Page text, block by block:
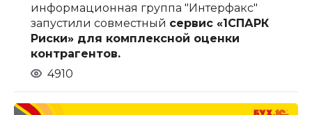
информационная группа "Интерфакс"
запустили совместный сервис «1СПАРК
Риски» для комплексной оценки
контрагентов.
4910